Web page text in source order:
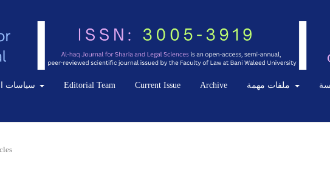
Editorial Team Current Issue Archive